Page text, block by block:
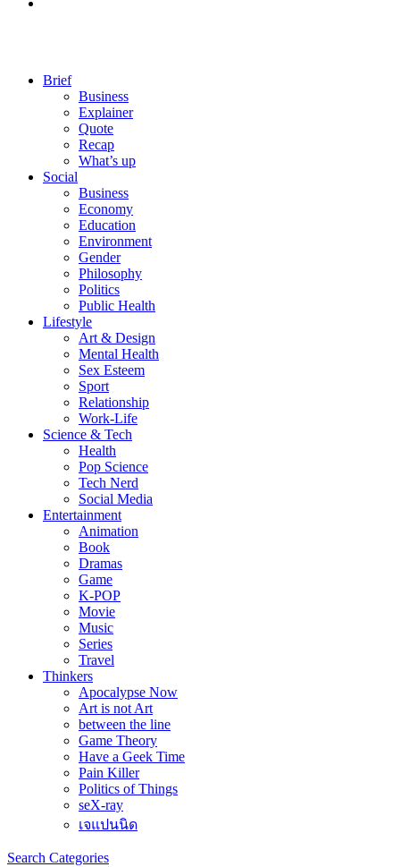
Brief
Business
Explainer
Quote
Recap
What’s up
Social
Business
Economy
Education
Environment
Gender
Philosophy
Politics
Public Health
Lifestyle
Art & Design
Mental Health
Sex Esteem
Sport
Relationship
Work-Life
Science & Tech
Health
Pop Science
Tech Nerd
Social Media
Entertainment
Animation
Book
Dramas
Game
K-POP
Movie
Music
Series
Travel
Thinkers
Apocalypse Now
Art is not Art
between the line
Game Theory
Have a Geek Time
Pain Killer
Politics of Things
seX-ray
เจแปนนิด
Search Categories